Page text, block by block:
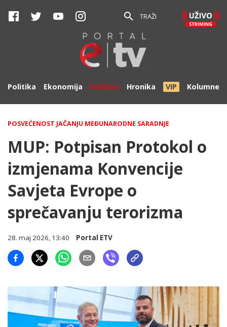
TRAŽI
Politika Ekonomija Društvo Hronika VIP Kolumne
POSVEĆENOST JAČANJU MEĐUNARODNE SARADNJE
MUP: Potpisan Protokol o
izmjenama Konvencije
Savjeta Evrope o
sprečavanju terorizma
28. maj 2026, 13:40 Portal ETV